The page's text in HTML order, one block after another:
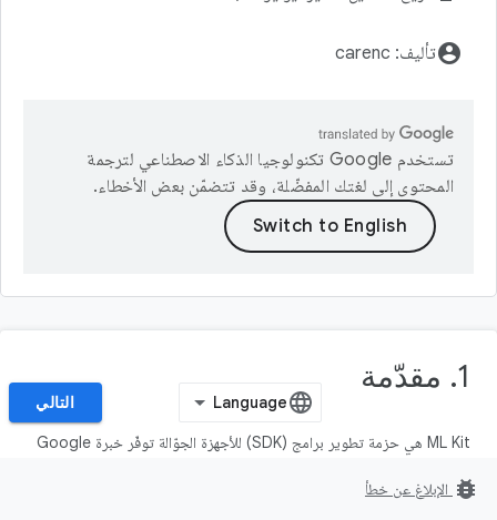
account_circleتأليف: carenc
تستخدم Google تكنولوجيا الذكاء الاصطناعي لترجمة
المحتوى إلى لغتك المفضّلة، وقد تتضمّن بعض الأخطاء.
1. مقدّمة
‫ML Kit هي حزمة تطوير برامج (SDK) للأجهزة الجوّالة توفّر خبرة Google
فعّالة وسهلة الاستخدام. سواء كنت مبتدئًا أو خبيرًا في مجال تعلُّم الآلة، يمكنك
التالي
bug_report الإبلاغ عن خطأ